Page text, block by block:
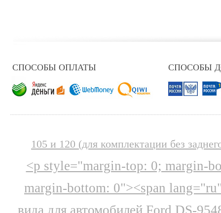
СПОСОБЫ ОПЛАТЫ СПОСОБЫ
105 и 120 (для комплектации без
<p style="margin-top: 0; margin-
margin-bottom: 0"><span
вида для автомобилей Ford DS-